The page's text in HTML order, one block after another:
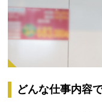
どんな仕事内容